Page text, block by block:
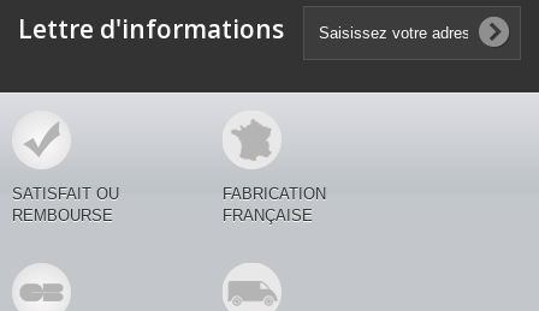
Lettre d'informations
SATISFAIT OU
REMBOURSE
FABRICATION
FRANÇAISE